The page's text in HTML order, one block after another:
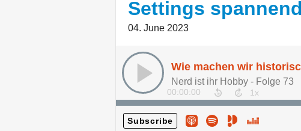
Settings
04. June 2023
Nerd ist ihr Hobby - Folge 73
00:00:00
Subscribe